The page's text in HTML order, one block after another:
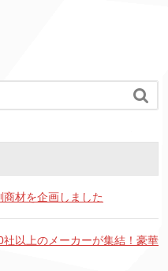

材を企画しました
社以上のメーカーが集結！豪華